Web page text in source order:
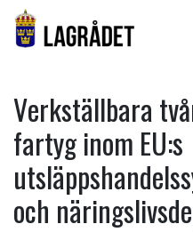
Verkställbara
fartyg inom EU:s
och